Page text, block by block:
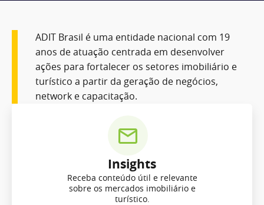
ADIT Brasil é uma entidade nacional com 19
anos de atuação centrada em desenvolver
ações para fortalecer os setores imobiliário e
turístico a partir da geração de negócios,
network e capacitação.
Insights
Receba conteúdo útil e relevante
sobre os mercados imobiliário e
turístico.